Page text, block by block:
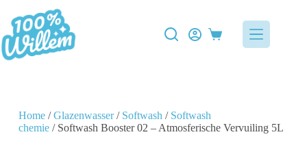
Home/Glazenwasser/ Softwash / Softwash
chemie/ Softwash Booster 02 – Atmosferische Vervuiling 5L